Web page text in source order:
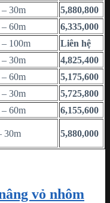
30m
5,880,800
60m
6,335,000
100m
Liên hệ
30m
4,825,400
60m
5,175,600
30m
5,725,800
60m
6,155,600
30m 5,880,000
vỏ nhôm